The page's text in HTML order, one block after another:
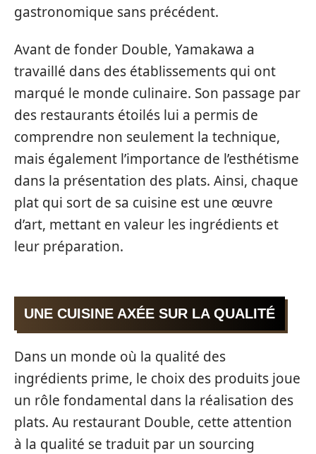
gastronomique sans précédent.
Avant de fonder Double, Yamakawa a
travaillé dans des établissements qui ont
marqué le monde culinaire. Son passage par
des restaurants étoilés lui a permis de
comprendre non seulement la technique,
mais également l’importance de l’esthétisme
dans la présentation des plats. Ainsi, chaque
plat qui sort de sa cuisine est une œuvre
d’art, mettant en valeur les ingrédients et
leur préparation.
UNE CUISINE AXÉE SUR LA QUALITÉ
Dans un monde où la qualité des
ingrédients prime, le choix des produits joue
un rôle fondamental dans la réalisation des
plats. Au restaurant Double, cette attention
à la qualité se traduit par un sourcing